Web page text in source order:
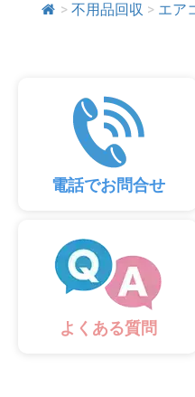
> 不用品回収 > エア
電話でお問合せ
よくある質問